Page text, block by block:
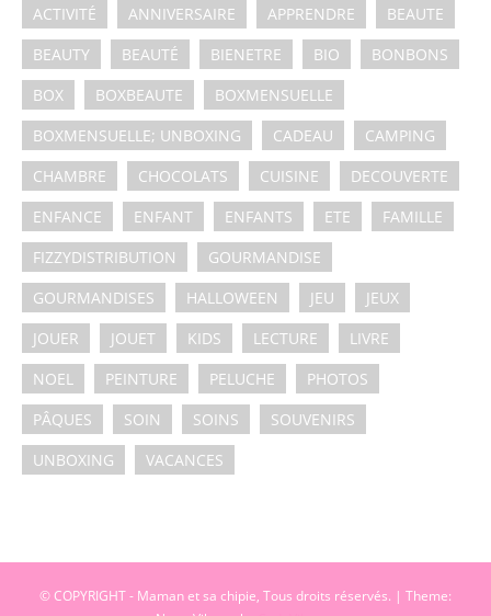
ACTIVITÉ ANNIVERSAIRE APPRENDRE
BEAUTE
BEAUTY
BEAUTÉ BIENETRE BIO
BONBONS
BOX
BOXBEAUTE
BOXMENSUELLE
BOXMENSUELLE; UNBOXING
CADEAU
CAMPING
CHAMBRE
CHOCOLATS CUISINE
DECOUVERTE
ENFANCE
ENFANT ENFANTS ETE
FAMILLE
FIZZYDISTRIBUTION
GOURMANDISE
GOURMANDISES
HALLOWEEN JEU
JEUX
JOUER
JOUET KIDS LECTURE
LIVRE
NOEL
PEINTURE PELUCHE
PHOTOS
PÂQUES
SOIN SOINS
SOUVENIRS
UNBOXING
VACANCES
© COPYRIGHT - Maman et sa chipie, Tous droits réservés. | Theme: